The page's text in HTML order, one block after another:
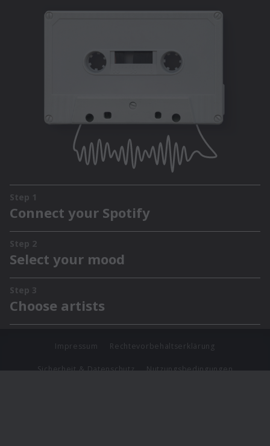
Impressum Rechtevorbehaltserklärung
Sicherheit & Datenschutz Nutzungsbedingungen